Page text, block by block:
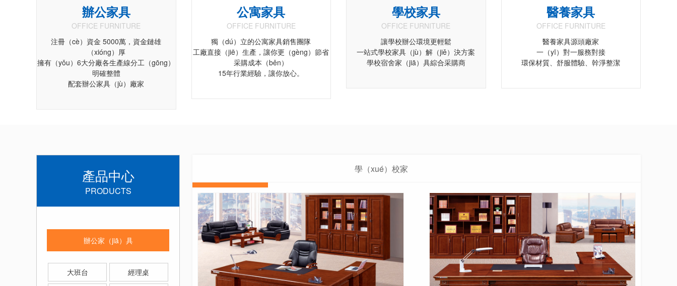
辦公家具
OFFICE FURNITURE
注冊（cè）資金 5000萬，資金鏈雄
（xióng）厚
擁有（yǒu）6大分廠各生產線分工（gōng）
明確整體
配套辦公家具（jù）廠家
公寓家具
OFFICE FURNITURE
獨（dú）立的公寓家具銷售團隊
工廠直接（jiē）生產，讓你更（gèng）節省
采購成本（běn）
15年行業經驗，讓你放心。
學校家具
OFFICE FURNITURE
讓學校辦公環境更輕鬆
一站式學校家具（jù）解（jiě）決方案
學校宿舍家（jiā）具綜合采購商
醫養家具
OFFICE FURNITURE
醫養家具源頭廠家
一（yī）對一服務對接
環保材質、舒服體驗、幹淨整潔
產品中心
PRODUCTS
辦公家（jiā）具
大班台 經理桌
辦公家具 公寓家具
學（xué）校家
（jiā）具（jù） 醫養家具（jù）